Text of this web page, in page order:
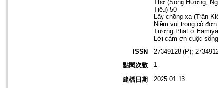
Thơ (Sông Hương,
Tiêu) 50
Lấy chồng xa (Trần
Niềm vui trong cô
Tượng Phật ở
Lời cảm ơn cuộc
ISSN
27349128 (P);
點閱次數
1
建檔日期 2025.01.13